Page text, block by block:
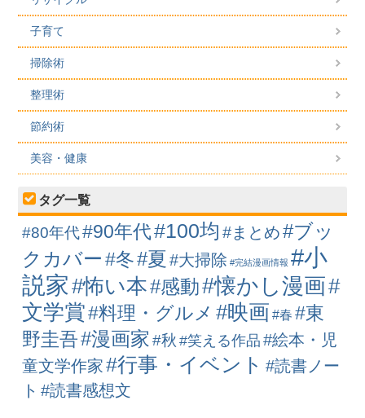
子育て
掃除術
整理術
節約術
美容・健康
タグ一覧
#80年代#90年代#100均 #まとめ #ブッ
クカバー #冬#夏 #大掃除 #完結漫画情報 #小
説家#怖い本#感動#懐かし漫画#
文学賞#料理・グルメ #映画 #春 #東
野圭吾#漫画家 #秋 #笑える作品 #絵本・児
童文学作家 #行事・イベント #読書ノー
ト #読書感想文